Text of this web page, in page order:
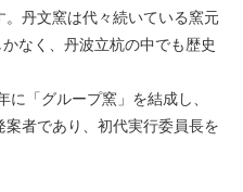
丹文窯は代々続いている窯元
なく、丹波立杭の中でも歴史
「グループ窯」を結成し、
者であり、初代実行委員長を